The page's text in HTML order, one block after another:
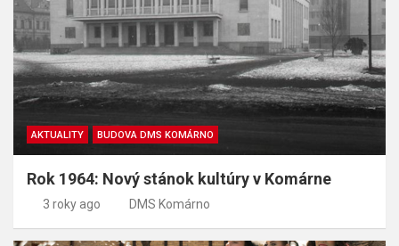
AKTUALITY BUDOVA DMS KOMÁRNO
Rok 1964: Nový stánok kultúry v Komárne
3 roky ago DMS Komárno